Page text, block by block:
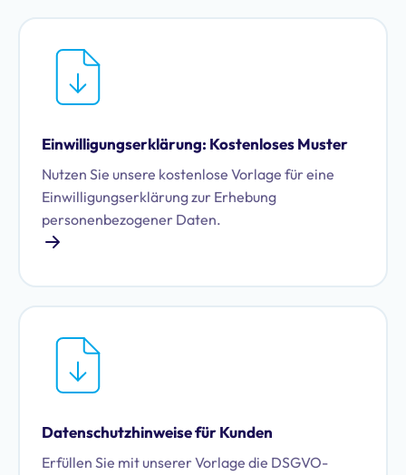
Einwilligungserklärung: Kostenloses Muster
Nutzen Sie unsere kostenlose Vorlage für eine
Einwilligungserklärung zur Erhebung
personenbezogener Daten.
Datenschutzhinweise für Kunden
Erfüllen Sie mit unserer Vorlage die DSGVO-